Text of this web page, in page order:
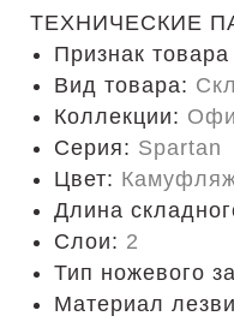
ТЕХНИЧЕСКИЕ
Признак товара
Вид товара:
Коллекции:
Серия: Spartan
Цвет:
Длина
Слои: 2
Тип ножевого
Материал